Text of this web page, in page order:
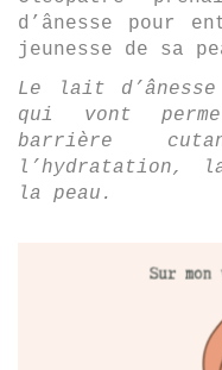
d’ânesse pour
jeunesse de sa
Le lait
qui vont
barrière
l’hydratation,
la peau.